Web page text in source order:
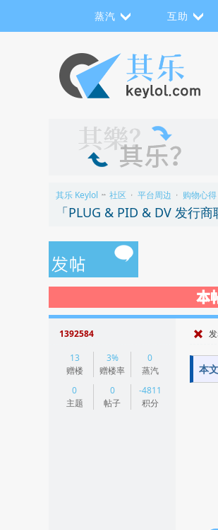
蒸汽 互助
其乐 Keylol >> 社区 › 平台周边 › 购物心得
本
1392584
13
赠楼
3%
赠楼率
0
蒸汽
0
主题
0
帖子
-4811
积分
阅读
本